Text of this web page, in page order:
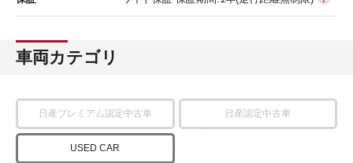
車両カテゴリ
日産プレミアム認定中古車 日産認定中古車
USED CAR